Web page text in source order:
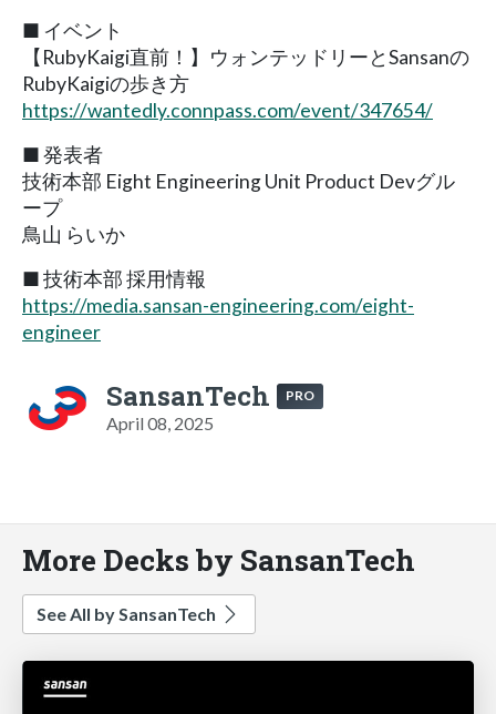
■ イベント
【RubyKaigi直前！】ウォンテッドリーとSansanの
RubyKaigiの歩き方
https://wantedly.connpass.com/event/347654/
■ 発表者
技術本部 Eight Engineering Unit Product Devグル
ープ
鳥山 らいか
■ 技術本部 採用情報
https://media.sansan-engineering.com/eight-
engineer
SansanTech PRO
April 08, 2025
More Decks by SansanTech
See All by SansanTech